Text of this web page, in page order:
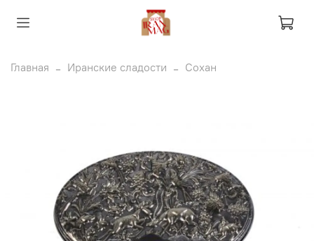
Главная Иранские сладости Сохан